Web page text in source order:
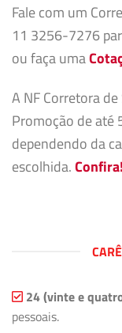
Fale com um
11 3256-7276
ou faça uma
A NF Corretora
Promoção de até
dependendo da
escolhida.Confira!
24 (vinte e
pessoais.